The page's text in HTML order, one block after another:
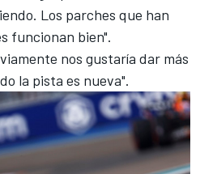
Los parches que han
funcionan bien".
nos gustaría dar más
la pista es nueva".